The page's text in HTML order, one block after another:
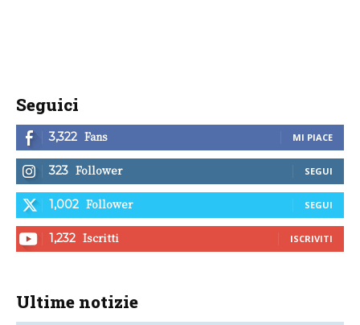
Seguici
3,322 Fans MI PIACE
323 Follower SEGUI
1,002 Follower SEGUI
1,232 Iscritti ISCRIVITI
Ultime notizie